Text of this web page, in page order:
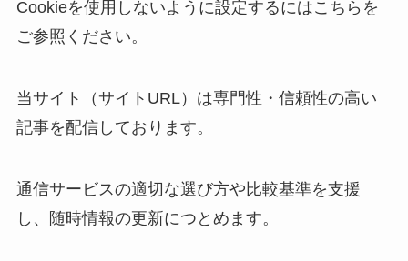
Cookieを使用しないように設定するにはこちらを
ご参照ください。
当サイト（サイトURL）は専門性・信頼性の高い
記事を配信しております。
通信サービスの適切な選び方や比較基準を支援
し、随時情報の更新につとめます。